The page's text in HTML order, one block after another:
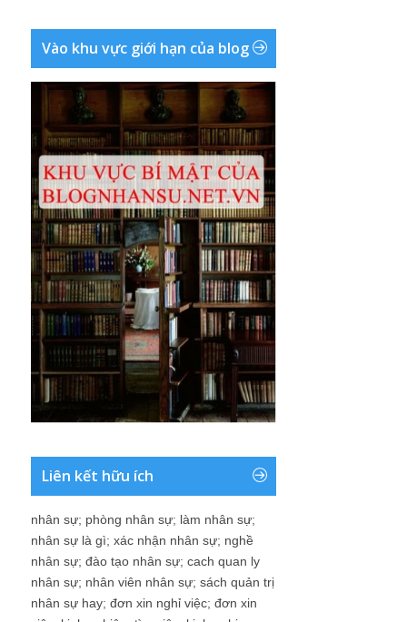
Vào khu vực giới hạn của blog
Liên kết hữu ích
nhân sự; phòng nhân sự; làm nhân sự;
nhân sự là gì; xác nhận nhân sự; nghề
nhân sự; đào tạo nhân sự; cach quan ly
nhân sự; nhân viên nhân sự; sách quản trị
nhân sự hay; đơn xin nghỉ việc; đơn xin